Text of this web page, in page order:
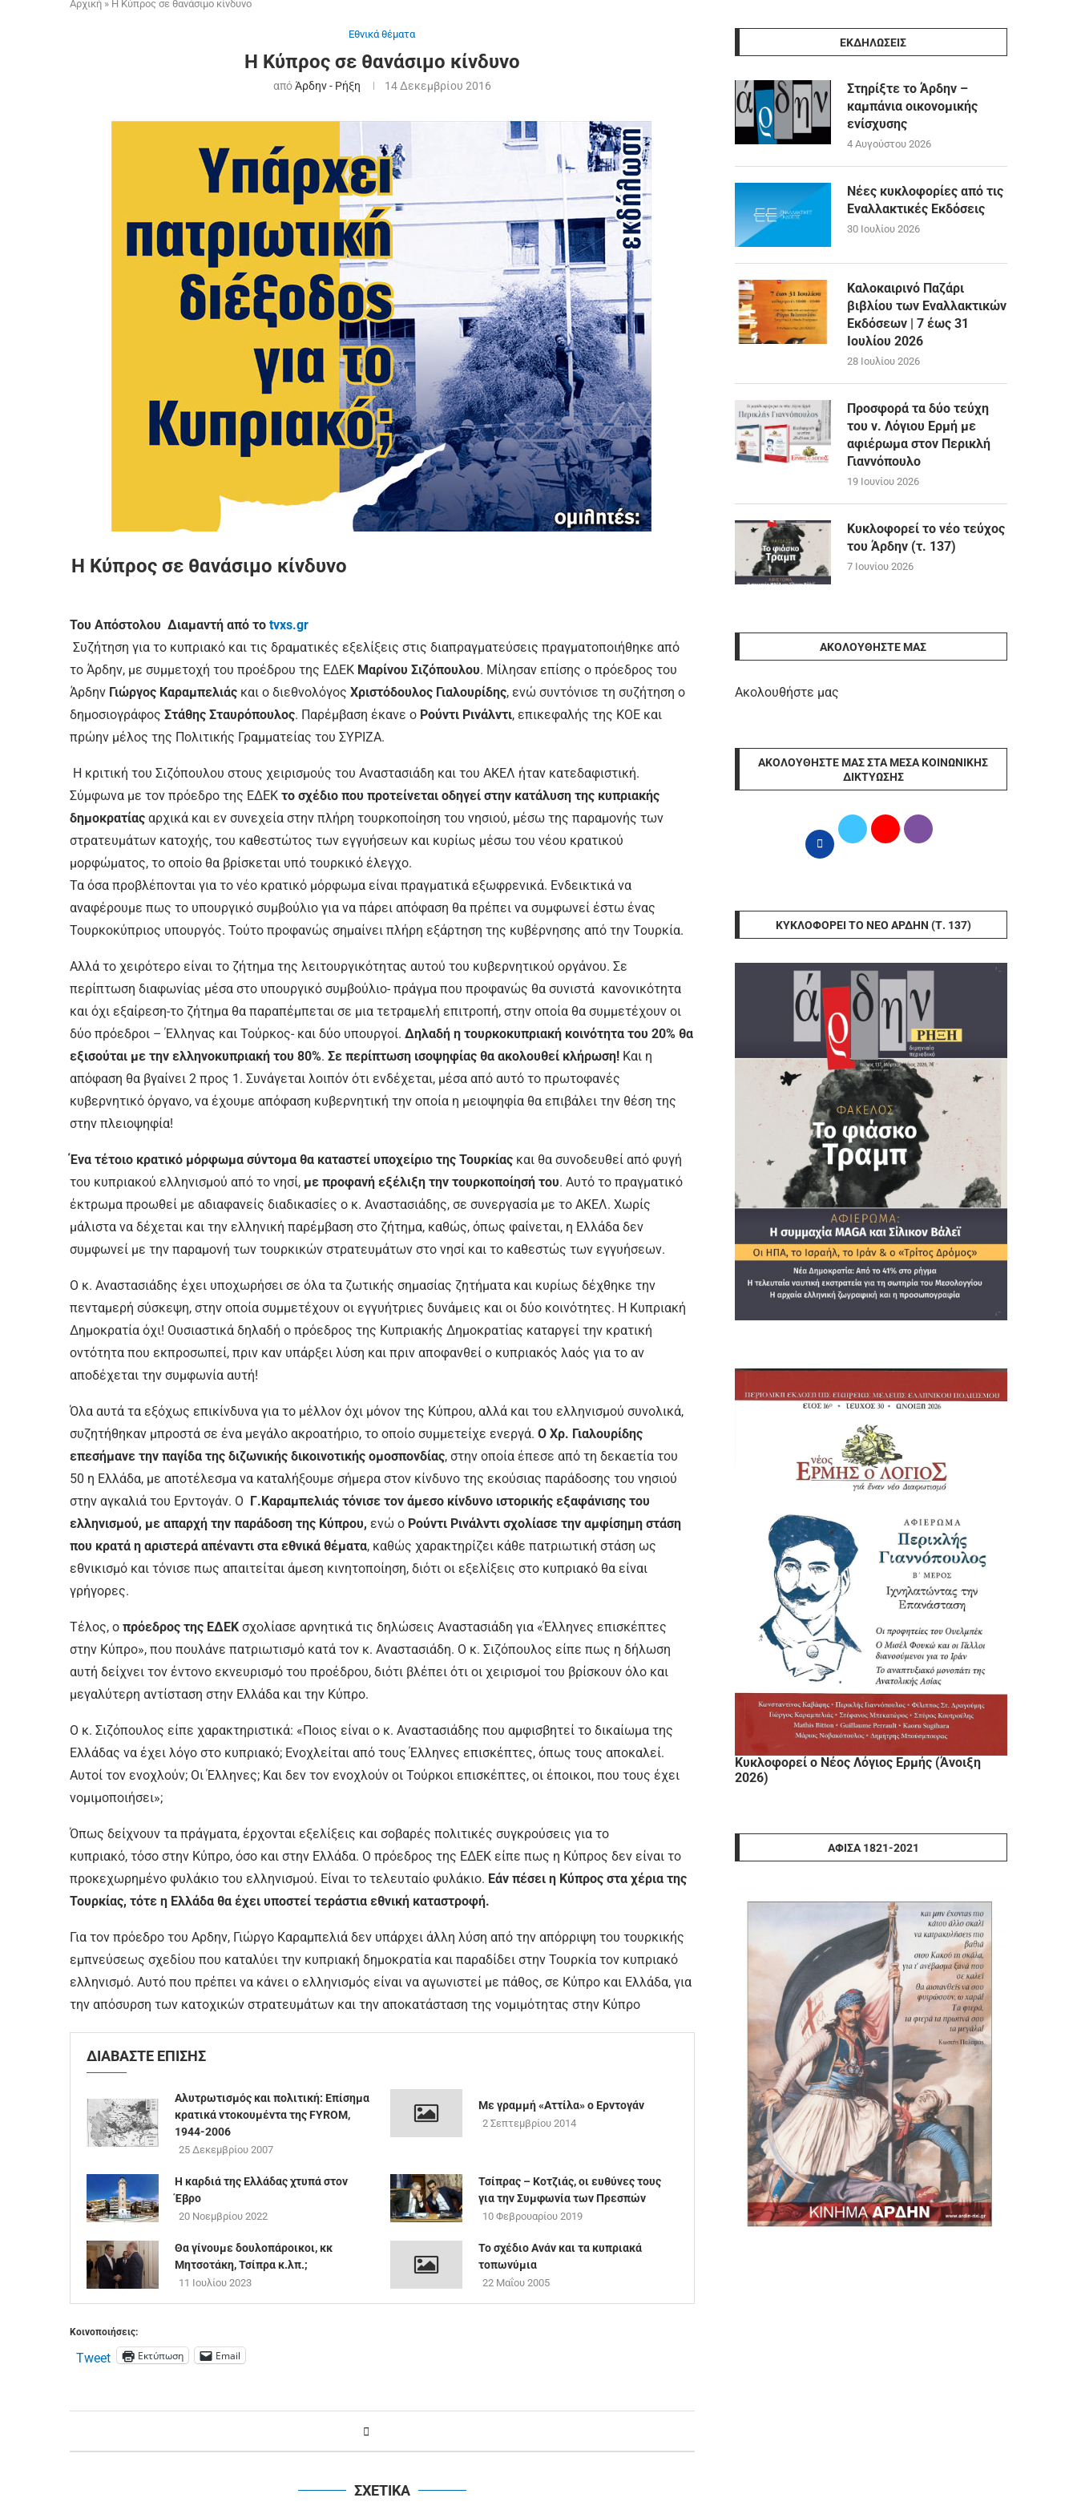
Αρχική » Η Κύπρος σε θανάσιμο κίνδυνο
Εθνικά θέματα
Η Κύπρος σε θανάσιμο κίνδυνο
απόΆρδην - Ρήξη 14 Δεκεμβρίου 2016
Η Κύπρος σε θανάσιμο κίνδυνο
Του Απόστολου Διαμαντή από το tvxs.gr
Συζήτηση για το κυπριακό και τις δραματικές εξελίξεις στις διαπραγματεύσεις πραγματοποιήθηκε από
το Άρδην, με συμμετοχή του προέδρου της ΕΔΕΚ Μαρίνου Σιζόπουλου. Μίλησαν επίσης ο πρόεδρος του
Άρδην Γιώργος Καραμπελιάς και ο διεθνολόγος Χριστόδουλος Γιαλουρίδης, ενώ συντόνισε τη συζήτηση ο
δημοσιογράφος Στάθης Σταυρόπουλος. Παρέμβαση έκανε ο Ρούντι Ρινάλντι, επικεφαλής της ΚΟΕ και
πρώην μέλος της Πολιτικής Γραμματείας του ΣΥΡΙΖΑ.
Η κριτική του Σιζόπουλου στους χειρισμούς του Αναστασιάδη και του ΑΚΕΛ ήταν κατεδαφιστική.
Σύμφωνα με τον πρόεδρο της ΕΔΕΚ το σχέδιο που προτείνεται οδηγεί στην κατάλυση της κυπριακής
δημοκρατίας αρχικά και εν συνεχεία στην πλήρη τουρκοποίηση του νησιού, μέσω της παραμονής των
στρατευμάτων κατοχής, του καθεστώτος των εγγυήσεων και κυρίως μέσω του νέου κρατικού
μορφώματος, το οποίο θα βρίσκεται υπό τουρκικό έλεγχο.
Τα όσα προβλέπονται για το νέο κρατικό μόρφωμα είναι πραγματικά εξωφρενικά. Ενδεικτικά να
αναφέρουμε πως το υπουργικό συμβούλιο για να πάρει απόφαση θα πρέπει να συμφωνεί έστω ένας
Τουρκοκύπριος υπουργός. Τούτο προφανώς σημαίνει πλήρη εξάρτηση της κυβέρνησης από την Τουρκία.
Αλλά το χειρότερο είναι το ζήτημα της λειτουργικότητας αυτού του κυβερνητικού οργάνου. Σε
περίπτωση διαφωνίας μέσα στο υπουργικό συμβούλιο- πράγμα που προφανώς θα συνιστά κανονικότητα
και όχι εξαίρεση-το ζήτημα θα παραπέμπεται σε μια τετραμελή επιτροπή, στην οποία θα συμμετέχουν οι
δύο πρόεδροι – Έλληνας και Τούρκος- και δύο υπουργοί. Δηλαδή η τουρκοκυπριακή κοινότητα του 20% θα
εξισούται με την ελληνοκυπριακή του 80%. Σε περίπτωση ισοψηφίας θα ακολουθεί κλήρωση! Και η
απόφαση θα βγαίνει 2 προς 1. Συνάγεται λοιπόν ότι ενδέχεται, μέσα από αυτό το πρωτοφανές
κυβερνητικό όργανο, να έχουμε απόφαση κυβερνητική την οποία η μειοψηφία θα επιβάλει την θέση της
στην πλειοψηφία!
Ένα τέτοιο κρατικό μόρφωμα σύντομα θα καταστεί υποχείριο της Τουρκίας και θα συνοδευθεί από φυγή
του κυπριακού ελληνισμού από το νησί, με προφανή εξέλιξη την τουρκοποίησή του. Αυτό το πραγματικό
έκτρωμα προωθεί με αδιαφανείς διαδικασίες ο κ. Αναστασιάδης, σε συνεργασία με το ΑΚΕΛ. Χωρίς
μάλιστα να δέχεται και την ελληνική παρέμβαση στο ζήτημα, καθώς, όπως φαίνεται, η Ελλάδα δεν
συμφωνεί με την παραμονή των τουρκικών στρατευμάτων στο νησί και το καθεστώς των εγγυήσεων.
Ο κ. Αναστασιάδης έχει υποχωρήσει σε όλα τα ζωτικής σημασίας ζητήματα και κυρίως δέχθηκε την
πενταμερή σύσκεψη, στην οποία συμμετέχουν οι εγγυήτριες δυνάμεις και οι δύο κοινότητες. Η Κυπριακή
Δημοκρατία όχι! Ουσιαστικά δηλαδή ο πρόεδρος της Κυπριακής Δημοκρατίας καταργεί την κρατική
οντότητα που εκπροσωπεί, πριν καν υπάρξει λύση και πριν αποφανθεί ο κυπριακός λαός για το αν
αποδέχεται την συμφωνία αυτή!
Όλα αυτά τα εξόχως επικίνδυνα για το μέλλον όχι μόνον της Κύπρου, αλλά και του ελληνισμού συνολικά,
συζητήθηκαν μπροστά σε ένα μεγάλο ακροατήριο, το οποίο συμμετείχε ενεργά. Ο Χρ. Γιαλουρίδης
επεσήμανε την παγίδα της διζωνικής δικοινοτικής ομοσπονδίας, στην οποία έπεσε από τη δεκαετία του
50 η Ελλάδα, με αποτέλεσμα να καταλήξουμε σήμερα στον κίνδυνο της εκούσιας παράδοσης του νησιού
στην αγκαλιά του Ερντογάν. Ο Γ.Καραμπελιάς τόνισε τον άμεσο κίνδυνο ιστορικής εξαφάνισης του
ελληνισμού, με απαρχή την παράδοση της Κύπρου, ενώ ο Ρούντι Ρινάλντι σχολίασε την αμφίσημη στάση
που κρατά η αριστερά απέναντι στα εθνικά θέματα, καθώς χαρακτηρίζει κάθε πατριωτική στάση ως
εθνικισμό και τόνισε πως απαιτείται άμεση κινητοποίηση, διότι οι εξελίξεις στο κυπριακό θα είναι
γρήγορες.
Τέλος, ο πρόεδρος της ΕΔΕΚ σχολίασε αρνητικά τις δηλώσεις Αναστασιάδη για «Έλληνες επισκέπτες
στην Κύπρο», που πουλάνε πατριωτισμό κατά τον κ. Αναστασιάδη. Ο κ. Σιζόπουλος είπε πως η δήλωση
αυτή δείχνει τον έντονο εκνευρισμό του προέδρου, διότι βλέπει ότι οι χειρισμοί του βρίσκουν όλο και
μεγαλύτερη αντίσταση στην Ελλάδα και την Κύπρο.
Ο κ. Σιζόπουλος είπε χαρακτηριστικά: «Ποιος είναι ο κ. Αναστασιάδης που αμφισβητεί το δικαίωμα της
Ελλάδας να έχει λόγο στο κυπριακό; Ενοχλείται από τους Έλληνες επισκέπτες, όπως τους αποκαλεί.
Αυτοί τον ενοχλούν; Οι Έλληνες; Και δεν τον ενοχλούν οι Τούρκοι επισκέπτες, οι έποικοι, που τους έχει
νομιμοποιήσει»;
Όπως δείχνουν τα πράγματα, έρχονται εξελίξεις και σοβαρές πολιτικές συγκρούσεις για το
κυπριακό, τόσο στην Κύπρο, όσο και στην Ελλάδα. Ο πρόεδρος της ΕΔΕΚ είπε πως η Κύπρος δεν είναι το
προκεχωρημένο φυλάκιο του ελληνισμού. Είναι το τελευταίο φυλάκιο. Εάν πέσει η Κύπρος στα χέρια της
Τουρκίας, τότε η Ελλάδα θα έχει υποστεί τεράστια εθνική καταστροφή.
Για τον πρόεδρο του Αρδην, Γιώργο Καραμπελιά δεν υπάρχει άλλη λύση από την απόρριψη του τουρκικής
εμπνεύσεως σχεδίου που καταλύει την κυπριακή δημοκρατία και παραδίδει στην Τουρκία τον κυπριακό
ελληνισμό. Αυτό που πρέπει να κάνει ο ελληνισμός είναι να αγωνιστεί με πάθος, σε Κύπρο και Ελλάδα, για
την απόσυρση των κατοχικών στρατευμάτων και την αποκατάσταση της νομιμότητας στην Κύπρο
ΔΙΑΒΑΣΤΕ ΕΠΙΣΗΣ
Αλυτρωτισμός και πολιτική: Επίσημα
κρατικά ντοκουμέντα της FYROM,
1944-2006
25 Δεκεμβρίου 2007
Με γραμμή «Αττίλα» ο Ερντογάν
2 Σεπτεμβρίου 2014
H καρδιά της Ελλάδας χτυπά στον
Έβρο
20 Νοεμβρίου 2022
Τσίπρας – Κοτζιάς, οι ευθύνες τους
για την Συμφωνία των Πρεσπών
10 Φεβρουαρίου 2019
Θα γίνουμε δουλοπάροικοι, κκ
Μητσοτάκη, Τσίπρα κ.λπ.;
11 Ιουλίου 2023
Το σχέδιο Ανάν και τα κυπριακά
τοπωνύμια
22 Μαΐου 2005
Κοινοποιήσεις:
Tweet Εκτύπωση Email
ΣΧΕΤΙΚΑ
ΕΚΔΗΛΩΣΕΙΣ
Στηρίξτε το Άρδην –
καμπάνια οικονομικής
ενίσχυσης
4 Αυγούστου 2026
Νέες κυκλοφορίες από τις
Εναλλακτικές Εκδόσεις
30 Ιουλίου 2026
Καλοκαιρινό Παζάρι
βιβλίου των Εναλλακτικών
Εκδόσεων | 7 έως 31
Ιουλίου 2026
28 Ιουλίου 2026
Προσφορά τα δύο τεύχη
του ν. Λόγιου Ερμή με
αφιέρωμα στον Περικλή
Γιαννόπουλο
19 Ιουνίου 2026
Κυκλοφορεί το νέο τεύχος
του Άρδην (τ. 137)
7 Ιουνίου 2026
ΑΚΟΛΟΥΘΉΣΤΕ ΜΑΣ
Ακολουθήστε μας
ΑΚΟΛΟΥΘΉΣΤΕ ΜΑΣ ΣΤΑ ΜΈΣΑ ΚΟΙΝΩΝΙΚΉΣ
ΔΙΚΤΎΩΣΗΣ
ΚΥΚΛΟΦΟΡΕΊ ΤΟ ΝΈΟ ΆΡΔΗΝ (Τ. 137)
Κυκλοφορεί ο Νέος Λόγιος Ερμής (Άνοιξη
2026)
ΑΦΊΣΑ 1821-2021